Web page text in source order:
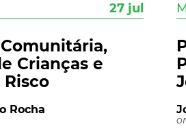
27 jul
Crianças e
Rocha